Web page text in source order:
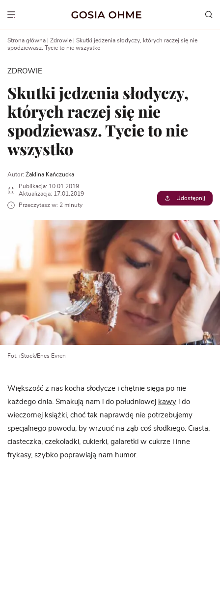
Show menu
Strona główna Zdrowie
Skutki jedzenia słodyczy, których raczej się nie
spodziewasz. Tycie to nie wszystko
ZDROWIE
Skutki jedzenia słodyczy,
których raczej się nie
spodziewasz. Tycie to nie
wszystko
Autor: Żaklina Kańczucka
Publikacja: 10.01.2019
Aktualizacja: 17.01.2019
Przeczytasz w: 2 minuty
Udostępnij
Fot. iStock/Enes Evren
Większość z nas kocha słodycze i chętnie sięga po nie
każdego dnia. Smakują nam i do południowej kawy i do
wieczornej książki, choć tak naprawdę nie potrzebujemy
specjalnego powodu, by wrzucić na ząb coś słodkiego. Ciasta,
ciasteczka, czekoladki, cukierki, galaretki w cukrze i inne
frykasy, szybko poprawiają nam humor.